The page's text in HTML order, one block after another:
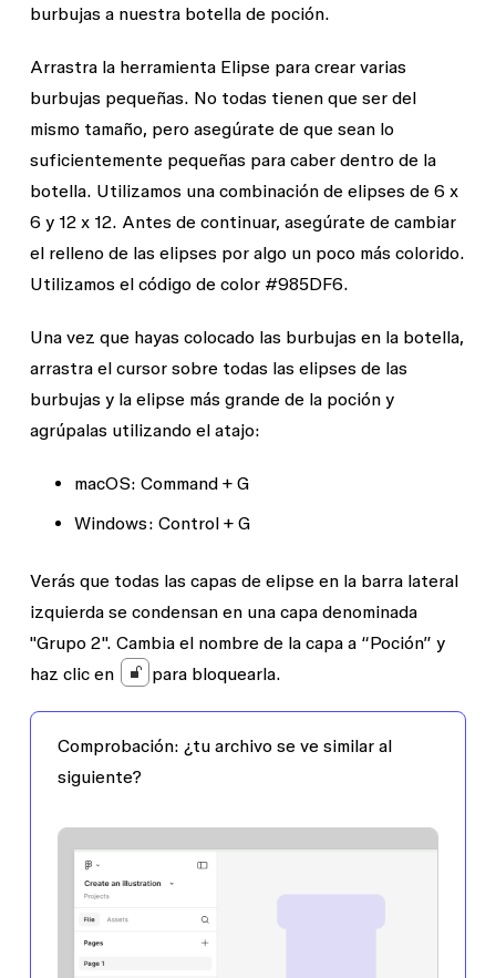
burbujas a nuestra botella de poción.
Arrastra la herramienta Elipsepara crear varias
burbujas pequeñas. No todas tienen que ser del
mismo tamaño, pero asegúrate de que sean lo
suficientemente pequeñas para caber dentro de la
botella. Utilizamos una combinación de elipses de 6 x
6 y 12 x 12. Antes de continuar, asegúrate de cambiar
el relleno de las elipses por algo un poco más colorido.
Utilizamos el código de color #985DF6.
Una vez que hayas colocado las burbujas en la botella,
arrastra el cursor sobre todas las elipses de las
burbujas y la elipse más grande de la poción y
agrúpalas utilizando el atajo:
macOS: Command + G
Windows: Control + G
Verás que todas las capas de elipse en la barra lateral
izquierda se condensan en una capa denominada
"Grupo 2". Cambia el nombre de la capa a “Poción” y
haz clic en
para bloquearla.
Comprobación: ¿tu archivo se ve similar al
siguiente?